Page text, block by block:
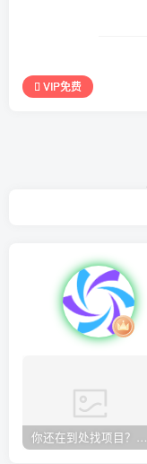
VIP免费
你还在到处找项目？还在当韭菜？我却靠卖项目一个月赚5万，曾经我也和你一样懵懂。